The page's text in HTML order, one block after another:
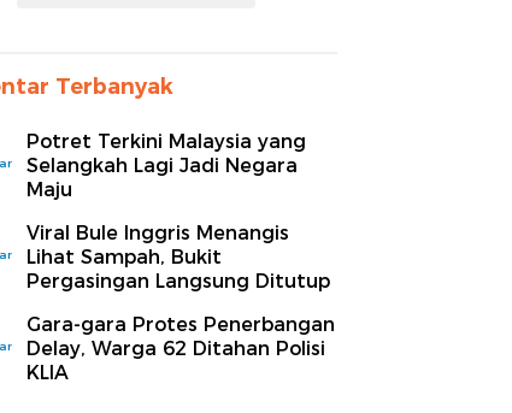
Terbanyak
Potret Terkini Malaysia yang
Selangkah Lagi Jadi Negara
Maju
Viral Bule Inggris Menangis
Lihat Sampah, Bukit
Pergasingan Langsung Ditutup
Gara-gara Protes Penerbangan
Delay, Warga 62 Ditahan Polisi
KLIA